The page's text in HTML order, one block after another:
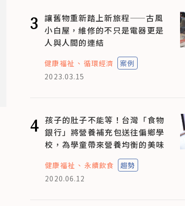
3 讓舊物重新踏上新旅程——古風
小白屋，維修的不只是電器更是
人與人間的連結
健康福祉 循環經濟
案例
2023.03.15
4 孩子的肚子不能等！台灣「食物
銀行」將營養補充包送往偏鄉學
校，為學童帶來營養均衡的美味
健康福祉 永續飲食
趨勢
2020.06.12